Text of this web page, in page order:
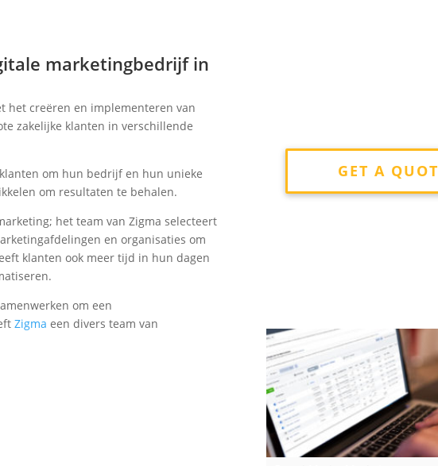
marketingbedrijf in
het creëren en implementeren van
zakelijke klanten in verschillende
om hun bedrijf en hun unieke
om resultaten te behalen.
het team van Zigma selecteert
en organisaties om
klanten ook meer tijd in hun dagen
om een
Zigma een divers team van
GET A